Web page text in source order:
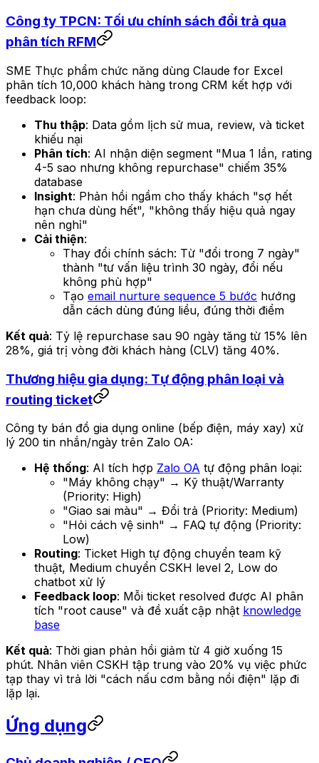
Công ty TPCN: Tối ưu chính sách đổi trả qua
phân tích RFM
SME Thực phẩm chức năng dùng Claude for Excel
phân tích 10,000 khách hàng trong CRM kết hợp với
feedback loop:
Thu thập: Data gồm lịch sử mua, review, và ticket
khiếu nại
Phân tích: AI nhận diện segment "Mua 1 lần, rating
4-5 sao nhưng không repurchase" chiếm 35%
database
Insight: Phản hồi ngầm cho thấy khách "sợ hết
hạn chưa dùng hết", "không thấy hiệu quả ngay
nên nghỉ"
Cải thiện:
Thay đổi chính sách: Từ "đổi trong 7 ngày"
thành "tư vấn liệu trình 30 ngày, đổi nếu
không phù hợp"
Tạo email nurture sequence 5 bước hướng
dẫn cách dùng đúng liều, đúng thời điểm
Kết quả: Tỷ lệ repurchase sau 90 ngày tăng từ 15% lên
28%, giá trị vòng đời khách hàng (CLV) tăng 40%.
Thương hiệu gia dụng: Tự động phân loại và
routing ticket
Công ty bán đồ gia dụng online (bếp điện, máy xay) xử
lý 200 tin nhắn/ngày trên Zalo OA:
Hệ thống: AI tích hợp Zalo OA tự động phân loại:
"Máy không chạy" → Kỹ thuật/Warranty
(Priority: High)
"Giao sai màu" → Đổi trả (Priority: Medium)
"Hỏi cách vệ sinh" → FAQ tự động (Priority:
Low)
Routing: Ticket High tự động chuyển team kỹ
thuật, Medium chuyển CSKH level 2, Low do
chatbot xử lý
Feedback loop: Mỗi ticket resolved được AI phân
tích "root cause" và đề xuất cập nhật knowledge
base
Kết quả: Thời gian phản hồi giảm từ 4 giờ xuống 15
phút. Nhân viên CSKH tập trung vào 20% vụ việc phức
tạp thay vì trả lời "cách nấu cơm bằng nồi điện" lặp đi
lặp lại.
Ứng dụng